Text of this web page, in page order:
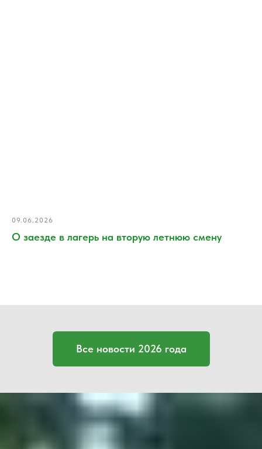
09.06.2026
О заезде в лагерь на вторую летнюю смену
Все новости 2026 года